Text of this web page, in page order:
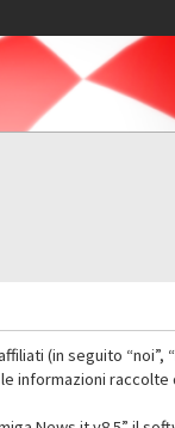
(in seguito “noi”,
le informazioni